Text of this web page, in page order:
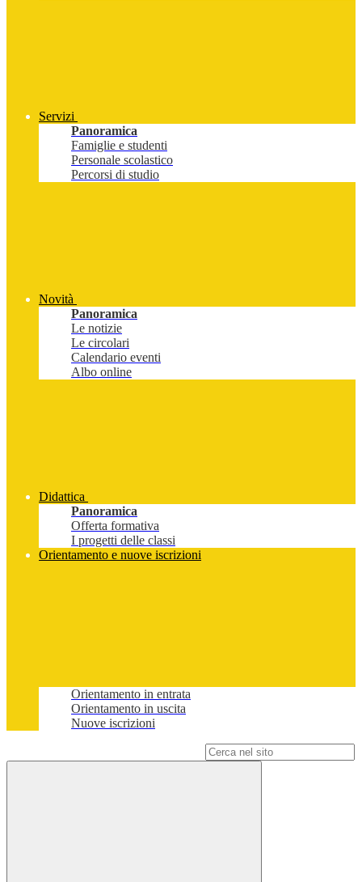
Servizi
Panoramica
Famiglie e studenti
Personale scolastico
Percorsi di studio
Novità
Panoramica
Le notizie
Le circolari
Calendario eventi
Albo online
Didattica
Panoramica
Offerta formativa
I progetti delle classi
Orientamento e nuove iscrizioni
Orientamento in entrata
Orientamento in uscita
Nuove iscrizioni